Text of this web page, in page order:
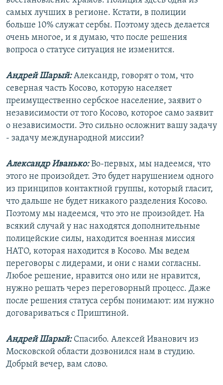
самых лучших в регионе. Кстати, в полиции
больше 10% служат сербы. Поэтому здесь делается
очень многое, и я думаю, что после решения
вопроса о статусе ситуация не изменится.
Андрей Шарый:Александр, говорят о том, что
северная часть Косово, которую населяет
преимущественно сербское население, заявит о
независимости от того Косово, которое само заявит
о независимости. Это сильно осложнит вашу задачу
- задачу международной миссии?
Александр Иванько:Во-первых, мы надеемся, что
этого не произойдет. Это будет нарушением одного
из принципов контактной группы, который гласит,
что дальше не будет никакого разделения Косово.
Поэтому мы надеемся, что это не произойдет. На
всякий случай у нас находятся дополнительные
полицейские силы, находится военная миссия
НАТО, которая находится в Косово. Мы ведем
переговоры с лидерами, и они с нами согласны.
Любое решение, нравится оно или не нравится,
нужно решать через переговорный процесс. Даже
после решения статуса сербы понимают: им нужно
договариваться с Приштиной.
Андрей Шарый: Спасибо. Алексей Иванович из
Московской области дозвонился нам в студию.
Добрый вечер, вам слово.